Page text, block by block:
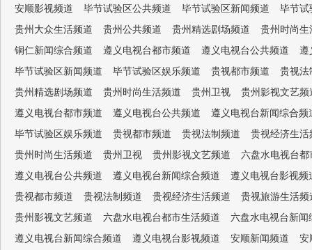
安顺影视频道
毕节试验区公共频道 毕节试验区新闻频道
毕节试
贵州大众生活频道
贵州公共频道 贵州精选剧场频道
贵州时尚生
铜仁新闻综合频道
遵义电视台都市频道 遵义电视台公共频道
遵
毕节试验区新闻频道
毕节试验区娱乐频道 贵视都市频道
贵视法
贵州精选剧场频道
贵州时尚生活频道 贵州卫视
贵州影视文艺频
遵义电视台都市频道
遵义电视台公共频道
遵义电视台新闻综合频
毕节试验区娱乐频道
贵视都市频道 贵视法制频道
贵视经济生活
贵州时尚生活频道
贵州卫视 贵州影视文艺频道
六盘水电视台都
遵义电视台公共频道
遵义电视台新闻综合频道
遵义电视台影视频
贵视都市频道
贵视法制频道 贵视经济生活频道
贵视旅游生活频
贵州影视文艺频道
六盘水电视台都市生活频道
六盘水电视台新闻
遵义电视台新闻综合频道
遵义电视台影视频道 安顺新闻频道 安